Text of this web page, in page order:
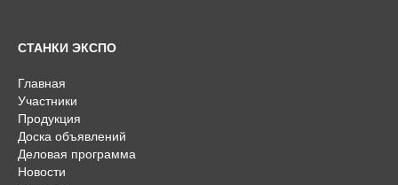
СТАНКИ ЭКСПО
Главная
Участники
Продукция
Доска объявлений
Деловая программа
Новости